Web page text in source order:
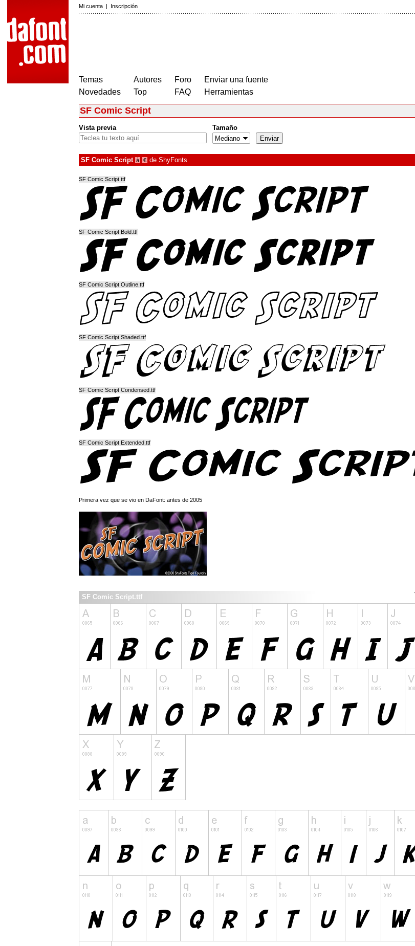
Mi cuenta | Inscripción
Temas
Novedades
Autores
Top
Foro
FAQ
Enviar una fuente
Herramientas
SF Comic Script
Vista previa Tamaño
SF Comic Script à € de ShyFonts
SF Comic Script.ttf
SF Comic Script Bold.ttf
SF Comic Script Outline.ttf
SF Comic Script Shaded.ttf
SF Comic Script Condensed.ttf
SF Comic Script Extended.ttf
Primera vez que se vio en DaFont: antes de 2005
SF Comic Script.ttf